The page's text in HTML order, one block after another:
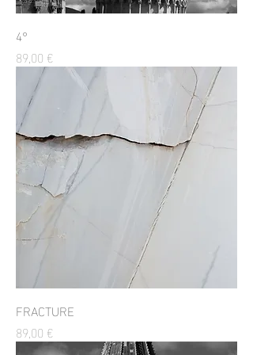
4°
Prix
89,00 €
FRACTURE
Prix
89,00 €